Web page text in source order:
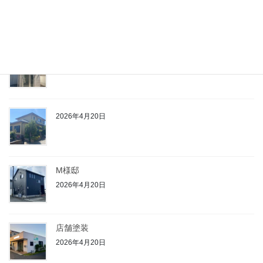
2026年4月20日
M様邸
2026年4月20日
店舗塗装
2026年4月20日